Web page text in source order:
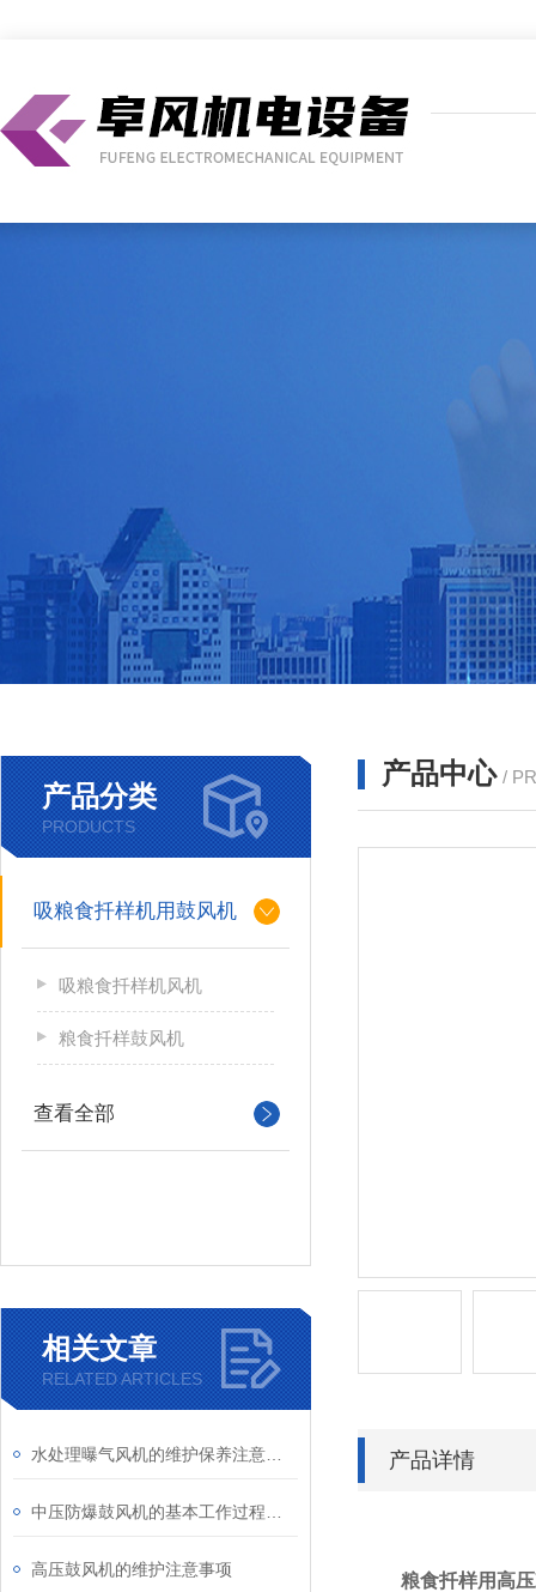
产品分类
PRODUCTS
吸粮食扦样机用鼓风机
吸粮食扦样机风机
粮食扦样鼓风机
查看全部
相关文章
RELATED ARTICLES
高压鼓风机的维护注意事项
产品中心 /
产品详情
粮食扦样用高